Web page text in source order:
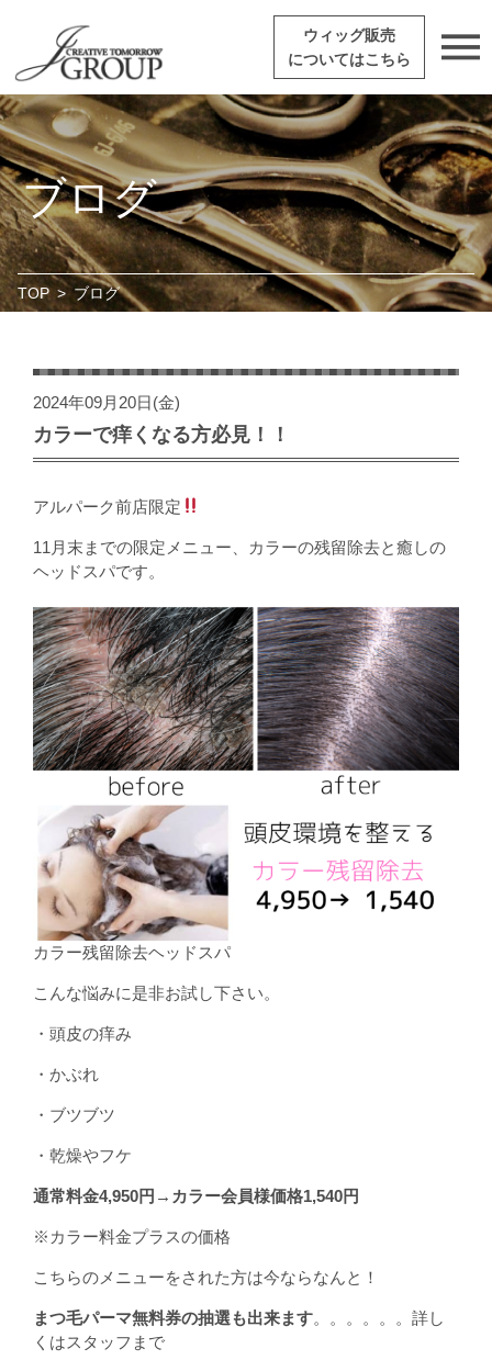
ウィッグ販売
についてはこちら
ブログ
TOP > ブログ
2024年09月20日(金)
カラーで痒くなる方必見！！
アルパーク前店限定
11月末までの限定メニュー、カラーの残留除去と癒しの
ヘッドスパです。
カラー残留除去ヘッドスパ
こんな悩みに是非お試し下さい。
・頭皮の痒み
・かぶれ
・ブツブツ
・乾燥やフケ
通常料金4,950円→カラー会員様価格1,540円
※カラー料金プラスの価格
こちらのメニューをされた方は今ならなんと！
まつ毛パーマ無料券の抽選も出来ます。。。。。。詳し
くはスタッフまで